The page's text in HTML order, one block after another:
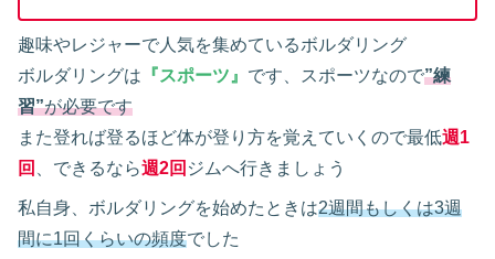
趣味やレジャーで人気を集めているボルダリング
ボルダリングは 『スポーツ』 です、スポーツなので”練
習”が必要です
また登れば登るほど体が登り方を覚えていくので最低週1
回
、できるなら週2回 ジムへ行きましょう
私自身、ボルダリングを始めたときは2週間もしくは3週
間に1回くらいの頻度でした